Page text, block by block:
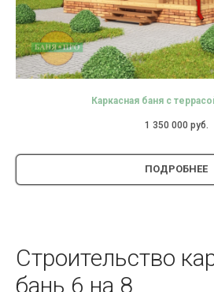
Каркасная баня с
1 350 000 руб.
ПОДРОБНЕЕ
Строительство
бань 6 на 8